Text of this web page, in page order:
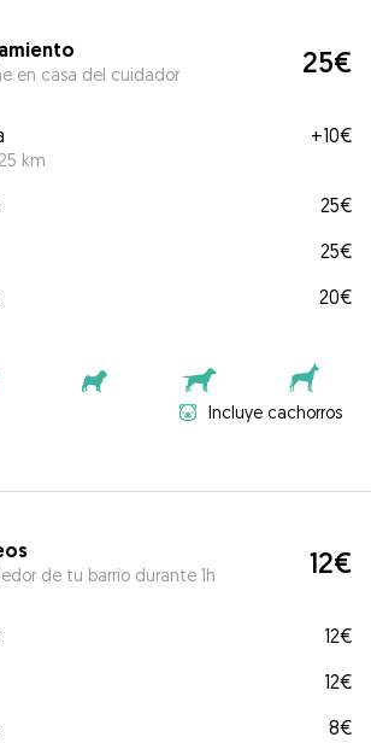
en casa del cuidador 25€
km
+10€
25€
25€
20€
Incluye cachorros
de tu barrio durante 1h 12€
12€
12€
8€